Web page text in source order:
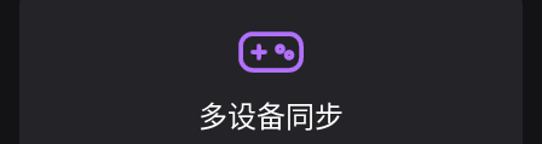
多设备同步